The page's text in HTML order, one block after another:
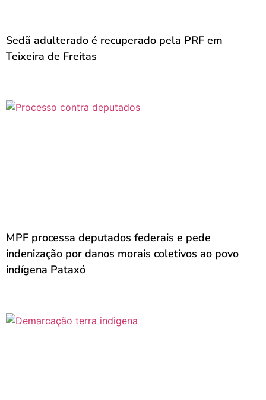
Sedã adulterado é recuperado pela PRF em
Teixeira de Freitas
MPF processa deputados federais e pede
indenização por danos morais coletivos ao povo
indígena Pataxó